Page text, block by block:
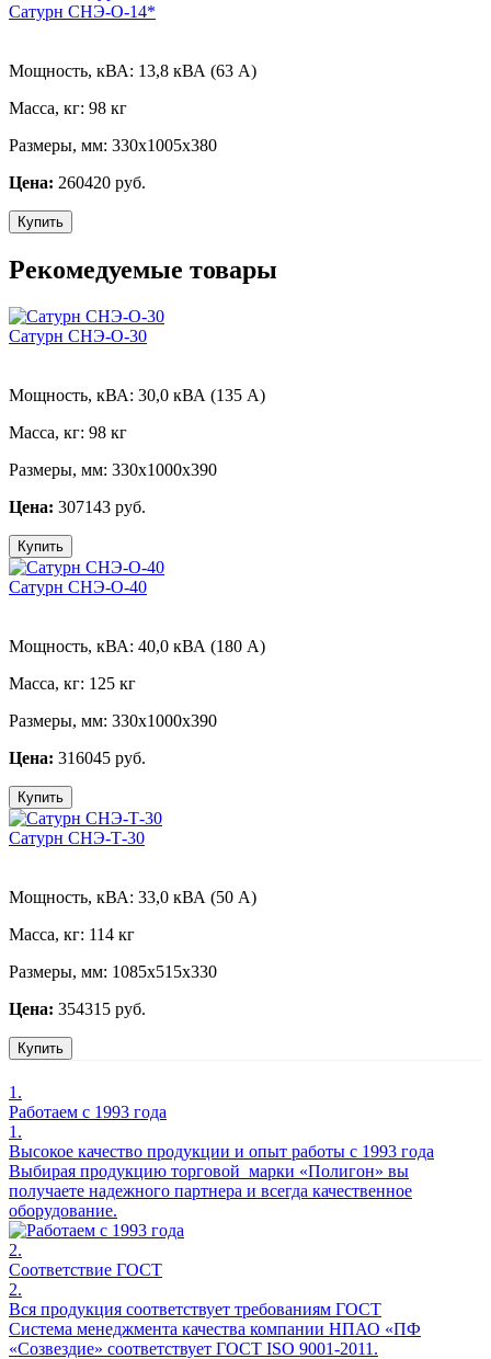
Сатурн СНЭ-О-14*
Мощность, кВА: 13,8 кВА (63 А)
Масса, кг: 98 кг
Размеры, мм: 330х1005х380
Цена: 260420 руб.
Купить
Рекомедуемые товары
Сатурн СНЭ-О-30
Мощность, кВА: 30,0 кВА (135 А)
Масса, кг: 98 кг
Размеры, мм: 330х1000х390
Цена: 307143 руб.
Купить
Сатурн СНЭ-О-40
Мощность, кВА: 40,0 кВА (180 А)
Масса, кг: 125 кг
Размеры, мм: 330х1000х390
Цена: 316045 руб.
Купить
Сатурн СНЭ-Т-30
Мощность, кВА: 33,0 кВА (50 А)
Масса, кг: 114 кг
Размеры, мм: 1085х515х330
Цена: 354315 руб.
Купить
1.
Работаем с 1993 года
1.
Высокое качество продукции и опыт работы с 1993 года
Выбирая продукцию торговой марки «Полигон» вы
получаете надежного партнера и всегда качественное
оборудование.
2.
Соответствие ГОСТ
2.
Вся продукция соответствует требованиям ГОСТ
Система менеджмента качества компании НПАО «ПФ
«Созвездие» соответствует ГОСТ ISO 9001-2011.